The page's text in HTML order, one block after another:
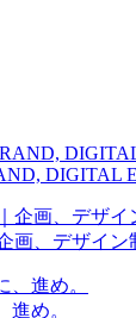
DIGITAL
画、デザイ
め。